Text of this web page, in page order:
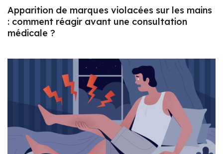
Apparition de marques violacées sur les mains
: comment réagir avant une consultation
médicale ?